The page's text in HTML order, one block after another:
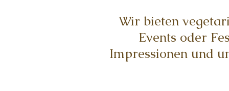
Wir bieten
Events oder
Impressionen und